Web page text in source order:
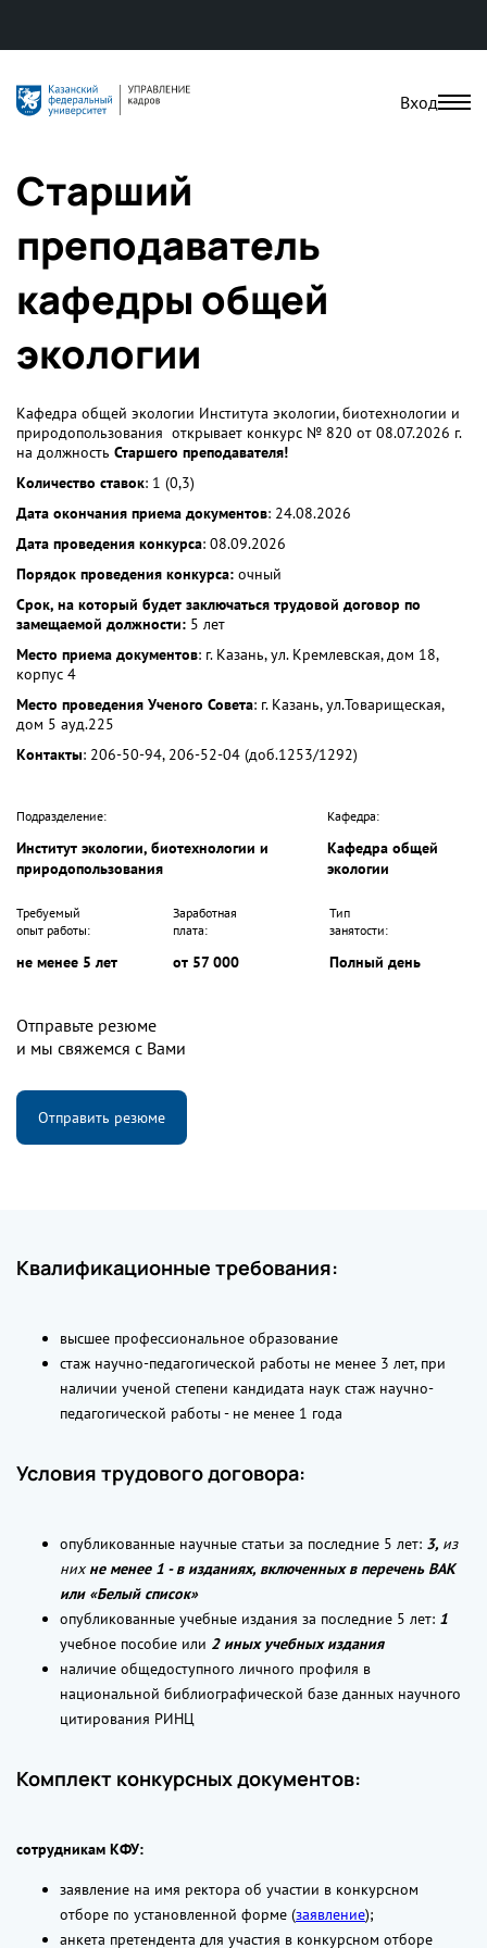
Вход
Старший
преподаватель
кафедры общей
экологии
Кафедра общей экологии Института экологии, биотехнологии и
природопользования открывает конкурс № 820 от 08.07.2026 г.
на должность Старшего преподавателя!
Количество ставок: 1 (0,3)
Дата окончания приема документов: 24.08.2026
Дата проведения конкурса: 08.09.2026
Порядок проведения конкурса: очный
Срок, на который будет заключаться трудовой договор по
замещаемой должности: 5 лет
Место приема документов: г. Казань, ул. Кремлевская, дом 18,
корпус 4
Место проведения Ученого Совета: г. Казань, ул.Товарищеская,
дом 5 ауд.225
Контакты: 206-50-94, 206-52-04 (доб.1253/1292)
Подразделение:
Институт экологии, биотехнологии и
природопользования
Кафедра:
Кафедра общей
экологии
Требуемый
опыт работы:
не менее 5 лет
Заработная
плата:
от 57 000
Тип
занятости:
Полный день
Отправьте резюме
и мы свяжемся с Вами
Отправить резюме
Квалификационные требования:
высшее профессиональное образование
стаж научно-педагогической работы не менее 3 лет, при
наличии ученой степени кандидата наук стаж научно-
педагогической работы - не менее 1 года
Условия трудового договора:
опубликованные научные статьи за последние 5 лет: 3, из
них не менее 1 - в изданиях, включенных в перечень ВАК
или «Белый список»
опубликованные учебные издания за последние 5 лет: 1
учебное пособие или 2 иных учебных издания
наличие общедоступного личного профиля в
национальной библиографической базе данных научного
цитирования РИНЦ
Комплект конкурсных документов:
сотрудникам КФУ:
заявление на имя ректора об участии в конкурсном
отборе по установленной форме (заявление);
анкета претендента для участия в конкурсном отборе